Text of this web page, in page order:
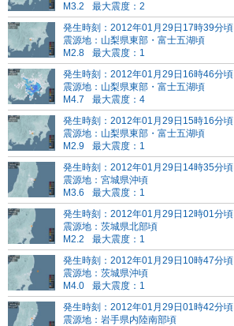
M3.2
最大震度：2
発生時刻：2012年01月29日17時39分頃
震源地：山梨県東部・富士五湖頃
M2.8
最大震度：1
発生時刻：2012年01月29日16時46分頃
震源地：山梨県東部・富士五湖頃
M4.7
最大震度：4
発生時刻：2012年01月29日15時16分頃
震源地：山梨県東部・富士五湖頃
M2.9
最大震度：1
発生時刻：2012年01月29日14時35分頃
震源地：宮城県沖頃
M3.6
最大震度：1
発生時刻：2012年01月29日12時01分頃
震源地：茨城県北部頃
M2.2
最大震度：1
発生時刻：2012年01月29日10時47分頃
震源地：茨城県沖頃
M4.0
最大震度：1
発生時刻：2012年01月29日01時42分頃
震源地：岩手県内陸南部頃